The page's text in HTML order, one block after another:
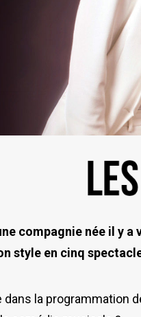
compagnie née il y
style en cinq
la programmation